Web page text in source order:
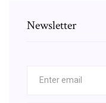
Newsletter